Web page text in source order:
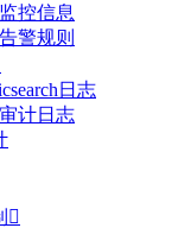
控信息
警规则
日志
计日志
